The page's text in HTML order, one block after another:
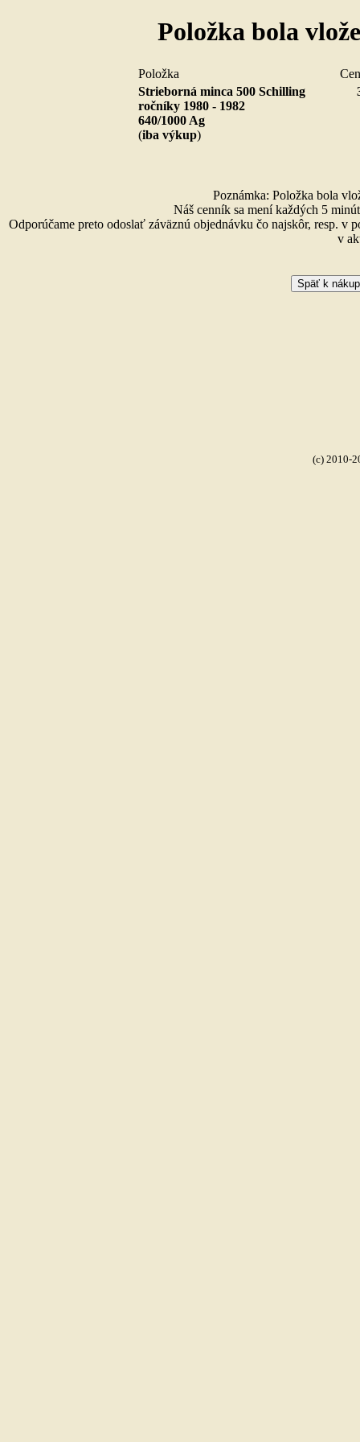
Položka bola
Položka
Strieborná minca 500 Schilling
ročníky 1980 - 1982
640/1000 Ag
(iba výkup)
Poznámka: Položka bola
Náš cenník sa mení každých 5
Odporúčame preto odoslať záväznú objednávku čo najskôr, resp. v
v
(c) 2010-